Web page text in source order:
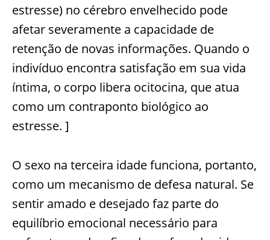
estresse) no cérebro envelhecido pode
afetar severamente a capacidade de
retenção de novas informações. Quando o
indivíduo encontra satisfação em sua vida
íntima, o corpo libera ocitocina, que atua
como um contraponto biológico ao
estresse. ]
O sexo na terceira idade funciona, portanto,
como um mecanismo de defesa natural. Se
sentir amado e desejado faz parte do
equilíbrio emocional necessário para